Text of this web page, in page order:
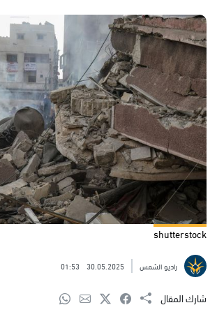
shutterstock
راديو الشمس 30.05.2025
01:53
شارك المقال